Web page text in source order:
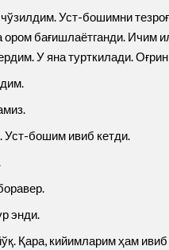
Уст-бошимни
ором бағишлаётганди. Ичим
У яна турткилади.
Уст-бошим ивиб кетди.
энди.
Қара, кийимларим ҳам